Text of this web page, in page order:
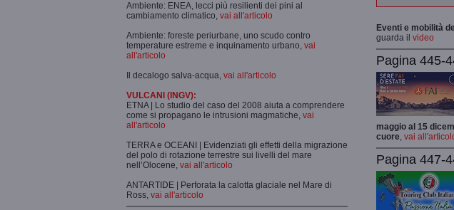
Ambiente: ENEA, lecci più resilienti dei pini al
cambiamento climatico, vai all'articolo
Ambiente: foreste periurbane, uno scudo contro
temperature estreme e inquinamento urbano, vai
all'articolo
Il decalogo salva-acqua, vai all'articolo
VULCANI (INGV):
ETNA | Lo studio del caso del 2008 aiuta a comprendere
come si propagano le intrusioni magmatiche, vai
all'articolo
TERRA e OCEANI | Evidenziati gli effetti della migrazione
del polo di rotazione terrestre sui livelli del mare
nell’Olocene, vai all'articolo
ANTARTIDE | Perforata la calotta glaciale nel Mare di
Ross, vai all'articolo
Eventi e mobilità
guarda il video
Pagina 445-
maggio al 15
cuore, vai
Pagina 447-